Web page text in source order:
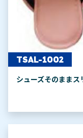
TSAL-1002
シューズそのまま